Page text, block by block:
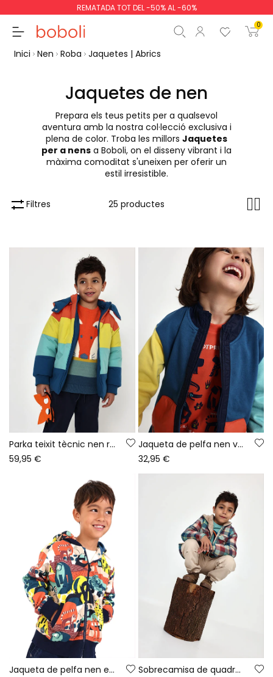
REMATADA TOT DEL -50% AL -60%
0
Continua Començar la
Inici Nen Roba Jaquetes | Abrics
Jaquetes de nen
Prepara els teus petits per a qualsevol
aventura amb la nostra col·lecció exclusiva i
plena de color. Troba les millors Jaquetes
per a nens a Boboli, on el disseny vibrant i la
màxima comoditat s'uneixen per oferir un
estil irresistible.
Filtres 25 productes
Parka teixit tècnic nen reversible blau multicolor
59,95 €
Jaqueta de pelfa nen verd combinada color block
32,95 €
Jaqueta de pelfa nen estampat animals
Sobrecamisa de quadres nen multicolor amb caputxa